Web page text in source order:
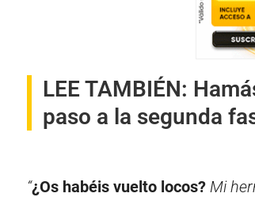
LEE TAMBIÉN:
paso a la segunda
“¿Os habéis vuelto locos? Mi